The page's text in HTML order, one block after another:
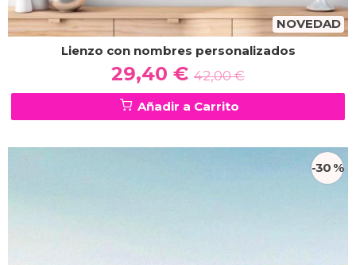
NOVEDAD
Lienzo con nombres personalizados
29,40 € 42,00 €
Añadir a Carrito
-30 %